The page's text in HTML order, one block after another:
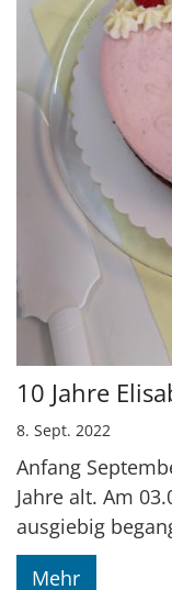
10 Jahre
8. Sept. 2022
Anfang
Jahre alt. Am
ausgiebig
Mehr